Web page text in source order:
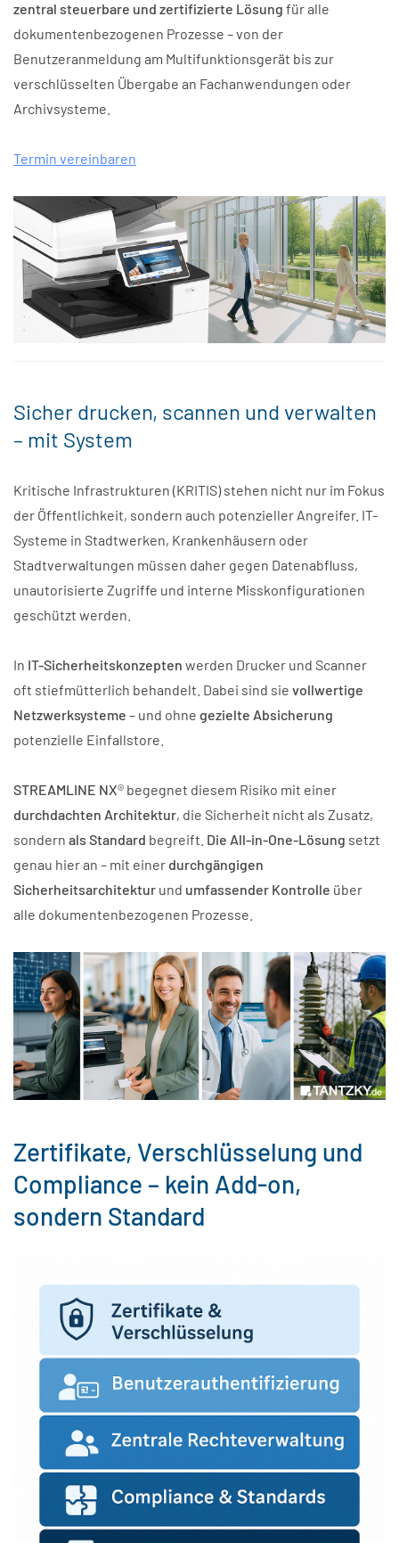
zentral steuerbare und zertifizierte Lösung für alle
dokumentenbezogenen Prozesse – von der
Benutzeranmeldung am Multifunktionsgerät bis zur
verschlüsselten Übergabe an Fachanwendungen oder
Archivsysteme.
Termin vereinbaren
Sicher drucken, scannen und verwalten
– mit System
Kritische Infrastrukturen (KRITIS) stehen nicht nur im Fokus
der Öffentlichkeit, sondern auch potenzieller Angreifer. IT-
Systeme in Stadtwerken, Krankenhäusern oder
Stadtverwaltungen müssen daher gegen Datenabfluss,
unautorisierte Zugriffe und interne Misskonfigurationen
geschützt werden.
In IT-Sicherheitskonzepten werden Drucker und Scanner
oft stiefmütterlich behandelt. Dabei sind sie vollwertige
Netzwerksysteme – und ohne gezielte Absicherung
potenzielle Einfallstore.
STREAMLINE NX® begegnet diesem Risiko mit einer
durchdachten Architektur, die Sicherheit nicht als Zusatz,
sondern als Standard begreift. Die All-in-One-Lösung setzt
genau hier an – mit einer durchgängigen
Sicherheitsarchitektur und umfassender Kontrolle über
alle dokumentenbezogenen Prozesse.
Zertifikate, Verschlüsselung und
Compliance – kein Add-on,
sondern Standard